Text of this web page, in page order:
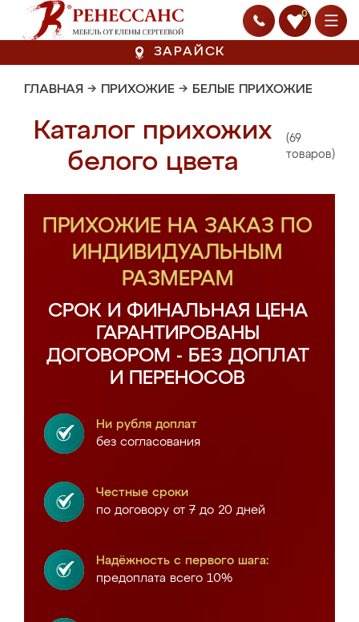
0
ЗАРАЙСК
ГЛАВНАЯ → ПРИХОЖИЕ → БЕЛЫЕ ПРИХОЖИЕ
Каталог прихожих
белого цвета
(69
товаров)
ПРИХОЖИЕ НА ЗАКАЗ ПО
ИНДИВИДУАЛЬНЫМ
РАЗМЕРАМ
СРОК И ФИНАЛЬНАЯ ЦЕНА
ГАРАНТИРОВАНЫ
ДОГОВОРОМ - БЕЗ ДОПЛАТ
И ПЕРЕНОСОВ
Ни рубля доплат
без согласования
Честные сроки
по договору от 7 до 20 дней
Надёжность с первого шага:
предоплата всего 10%